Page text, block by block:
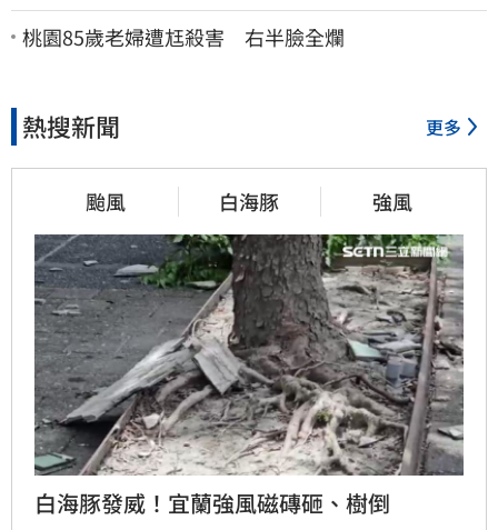
桃園85歲老婦遭尪殺害 右半臉全爛
熱搜新聞 更多
颱風 白海豚 強風
白海豚發威！宜蘭強風磁磚砸、樹倒